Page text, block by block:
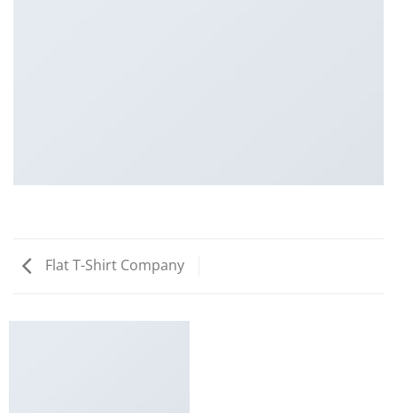
Flat T-Shirt Company